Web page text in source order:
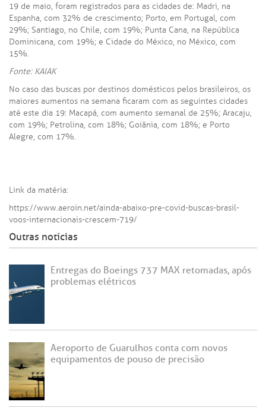
19 de maio, foram registrados para as cidades de: Madri, na
Espanha, com 32% de crescimento; Porto, em Portugal, com
29%; Santiago, no Chile, com 19%; Punta Cana, na República
Dominicana, com 19%; e Cidade do México, no México, com
15%.
Fonte: KAIAK
No caso das buscas por destinos domésticos pelos brasileiros, os
maiores aumentos na semana ficaram com as seguintes cidades
até este dia 19: Macapá, com aumento semanal de 25%; Aracaju,
com 19%; Petrolina, com 18%; Goiânia, com 18%; e Porto
Alegre, com 17%.
Link da matéria:
https://www.aeroin.net/ainda-abaixo-pre-covid-buscas-brasil-
voos-internacionais-crescem-719/
Outras notícias
Entregas do Boeings 737 MAX retomadas, após
problemas elétricos
Aeroporto de Guarulhos conta com novos
equipamentos de pouso de precisão